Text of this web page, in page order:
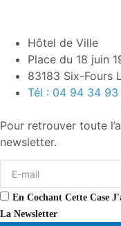
Hôtel de Ville
Place du 18 juin
83183 Six-Fours
Tél : 04 94 34 93
Pour retrouver toute
newsletter.
En Cochant Cette Case
La Newsletter